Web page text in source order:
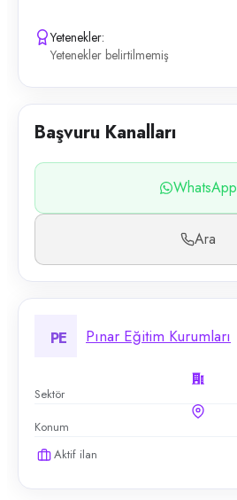
Yetenekler:
Yetenekler belirtilmemiş
Başvuru Kanalları
WhatsApp
Ara
PE Pınar Eğitim Kurumları
Sektör
Konum
Aktif ilan